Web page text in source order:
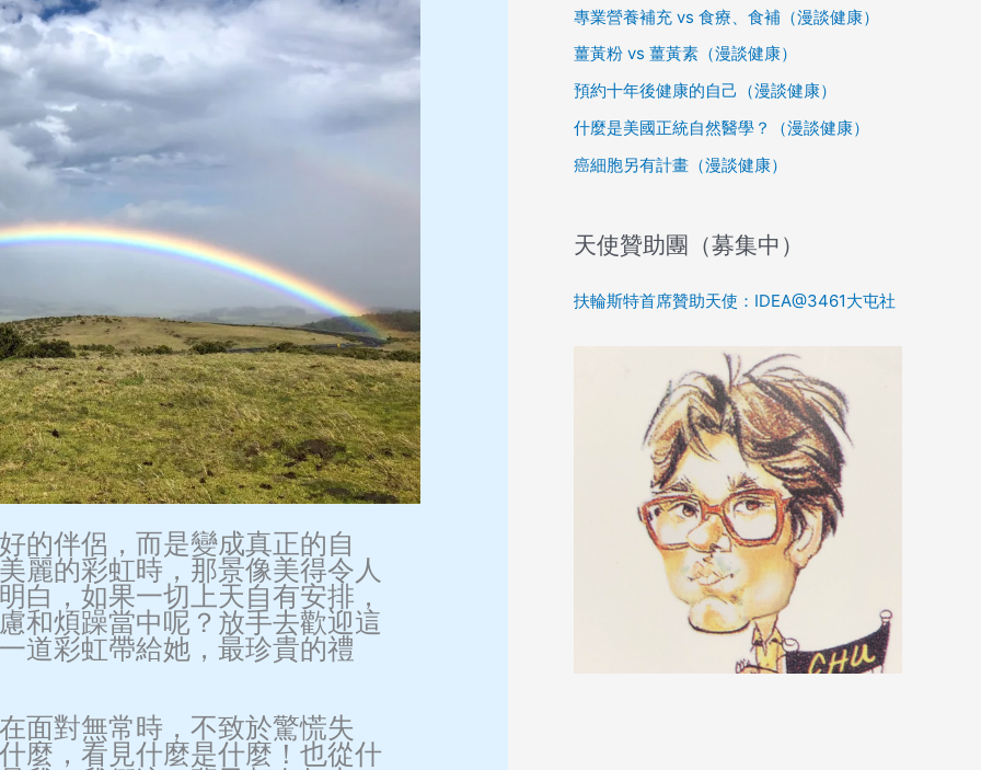
的伴侶，而是變成真正的自
麗的彩虹時，那景像美得令人
白，如果一切上天自有安排，
和煩躁當中呢？放手去歡迎這
道彩虹帶給她，最珍貴的禮
面對無常時，不致於驚慌失
麼，看見什麼是什麼！也從什
專業營養補充 vs 食療、食補（漫談健康）
薑黃粉 vs 薑黃素（漫談健康）
預約十年後健康的自己（漫談健康）
什麼是美國正統自然醫學？（漫談健康）
癌細胞另有計畫（漫談健康）
天使贊助團（募集中）
扶輪斯特首席贊助天使：IDEA@3461大屯社